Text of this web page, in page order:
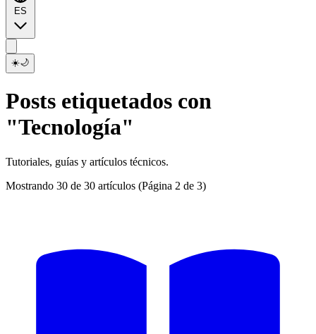
☀️🌙
Posts etiquetados con
"Tecnología"
Tutoriales, guías y artículos técnicos.
Mostrando 30 de 30 artículos (Página 2 de 3)